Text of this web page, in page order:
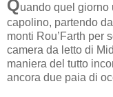
Quando quel giorno
capolino, partendo
monti Rou’Farth per
camera da letto di
maniera del tutto
ancora due paia di